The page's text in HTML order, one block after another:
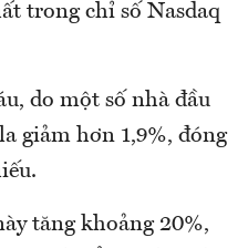
trong chỉ số Nasdaq
do một số nhà đầu
giảm hơn 1,9%, đóng
tăng khoảng 20%,